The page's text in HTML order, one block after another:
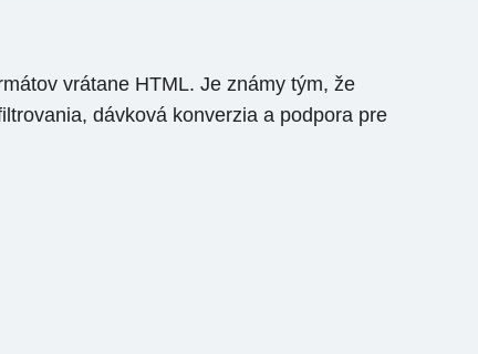
vrátane HTML. Je známy tým, že
dávková konverzia a podpora pre